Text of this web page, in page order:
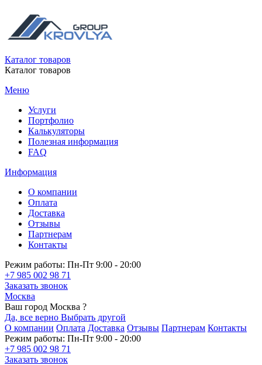
Каталог товаров
Каталог товаров
Меню
Услуги
Портфолио
Калькуляторы
Полезная информация
FAQ
Информация
О компании
Оплата
Доставка
Отзывы
Партнерам
Контакты
Режим работы: Пн-Пт 9:00 - 20:00
+7 985 002 98 71
Заказать звонок
Москва
Ваш город Москва ?
Да, все верно Выбрать другой
О компании Оплата Доставка Отзывы Партнерам Контакты
Режим работы: Пн-Пт 9:00 - 20:00
+7 985 002 98 71
Заказать звонок